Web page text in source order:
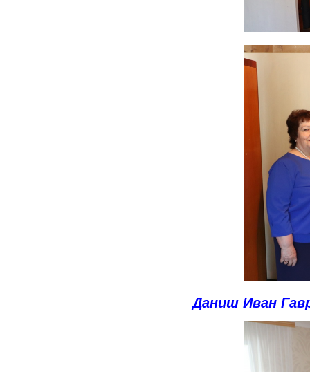
Даниш Иван